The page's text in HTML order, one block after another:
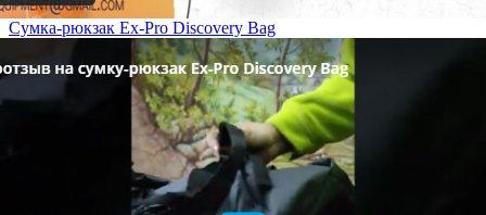
Сумка-рюкзак Ex-Pro Discovery Bag